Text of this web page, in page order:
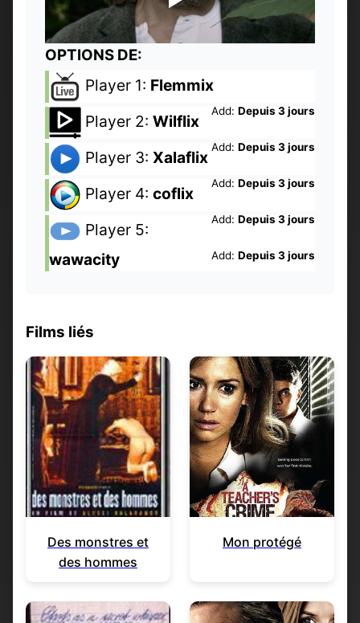
OPTIONS DE:
Player 1: Flemmix
Add: Depuis 3 jours
Player 2: Wilflix
Add: Depuis 3 jours
Player 3: Xalaflix
Add: Depuis 3 jours
Player 4: coflix
Add: Depuis 3 jours
Player 5:
wawacity
Add: Depuis 3 jours
Films liés
Des monstres et
des hommes
Mon protégé